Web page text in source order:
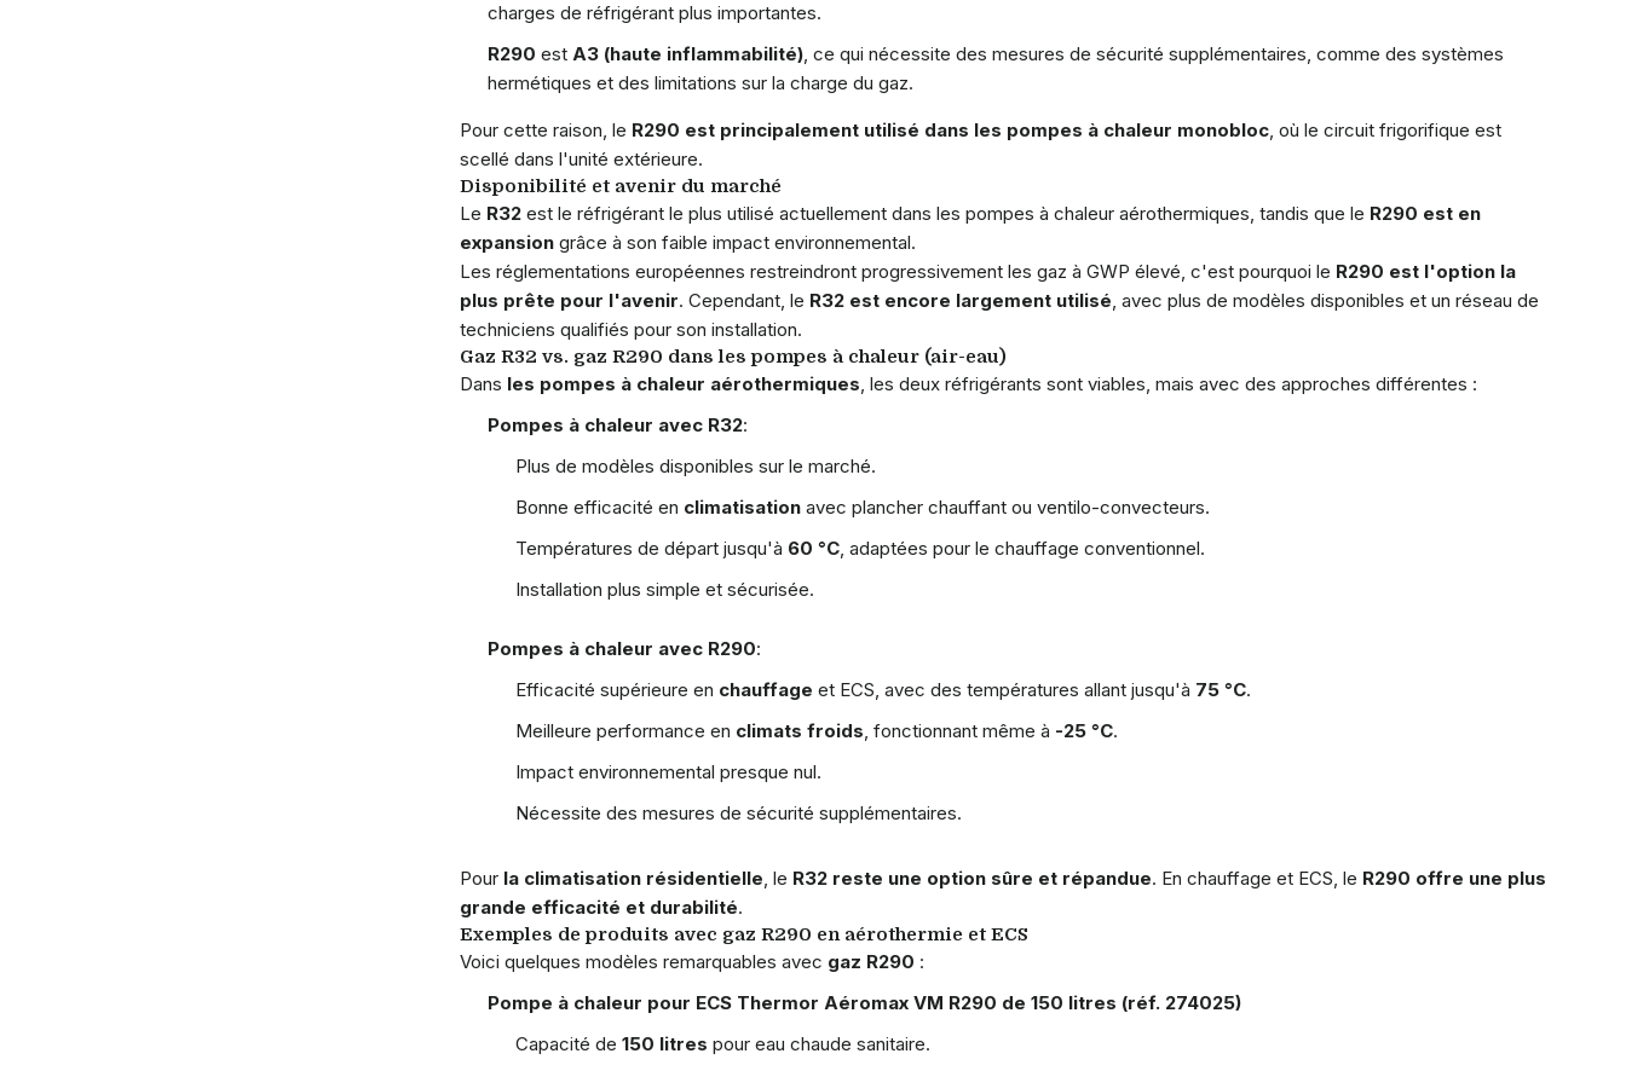
charges de réfrigérant plus importantes.
R290 est A3 (haute inflammabilité), ce qui nécessite des mesures de sécurité supplémentaires, comme des systèmes
hermétiques et des limitations sur la charge du gaz.
Pour cette raison, le R290 est principalement utilisé dans les pompes à chaleur monobloc, où le circuit frigorifique est
scellé dans l'unité extérieure.
Disponibilité et avenir du marché
Le R32est le réfrigérant le plus utilisé actuellement dans les pompes à chaleur aérothermiques, tandis que le R290 est en
expansiongrâce à son faible impact environnemental.
Les réglementations européennes restreindront progressivement les gaz à GWP élevé, c'est pourquoi le R290 est l'option la
plus prête pour l'avenir. Cependant, le R32 est encore largement utilisé, avec plus de modèles disponibles et un réseau de
techniciens qualifiés pour son installation.
Gaz R32 vs. gaz R290 dans les pompes à chaleur (air-eau)
Dans les pompes à chaleur aérothermiques, les deux réfrigérants sont viables, mais avec des approches différentes :
Pompes à chaleur avec R32:
Plus de modèles disponibles sur le marché.
Bonne efficacité en climatisationavec plancher chauffant ou ventilo-convecteurs.
Températures de départ jusqu'à 60 °C, adaptées pour le chauffage conventionnel.
Installation plus simple et sécurisée.
Pompes à chaleur avec R290:
Efficacité supérieure en chauffage et ECS, avec des températures allant jusqu'à 75 °C.
Meilleure performance en climats froids, fonctionnant même à -25 °C.
Impact environnemental presque nul.
Nécessite des mesures de sécurité supplémentaires.
Pour la climatisation résidentielle, le R32 reste une option sûre et répandue. En chauffage et ECS, le R290 offre une plus
grande efficacité et durabilité.
Exemples de produits avec gaz R290 en aérothermie et ECS
Voici quelques modèles remarquables avec gaz R290 :
Pompe à chaleur pour ECS Thermor Aéromax VM R290 de 150 litres (réf. 274025)
Capacité de 150 litres pour eau chaude sanitaire.